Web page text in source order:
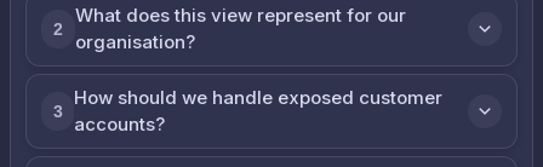
2
What does this view represent for our
organisation?
3
How should we handle exposed customer
accounts?